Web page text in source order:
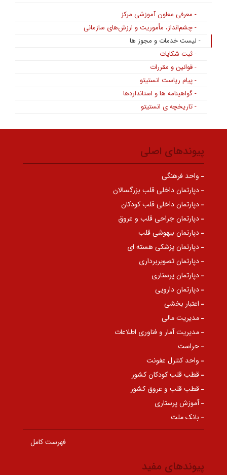
- معرفی معاون آموزشی مرکز
- چشم‌انداز، مأموریت و ارزش‌های سازمانی
- لیست خدمات و مجوز ها
- ثبت شکایات
- قوانین و مقررات
- پیام ریاست انستیتو
- گواهینامه ها و استانداردها
- تاریخچه ی انستیتو
پیوندهای اصلی
واحد فرهنگی
دپارتمان داخلی قلب بزرگسالان
دپارتمان داخلی قلب کودکان
دپارتمان جراحی قلب و عروق
دپارتمان بیهوشی قلب
دپارتمان پزشکی هسته ای
دپارتمان تصویربرداری
دپارتمان پرستاری
دپارتمان دارویی
اعتبار بخشی
مدیریت مالی
مدیریت آمار و فناوری اطلاعات
حراست
واحد کنترل عفونت
قطب قلب کودکان کشور
قطب قلب و عروق کشور
آموزش پرستاری
بانک ملت
فهرست کامل
پیوندهای مفید